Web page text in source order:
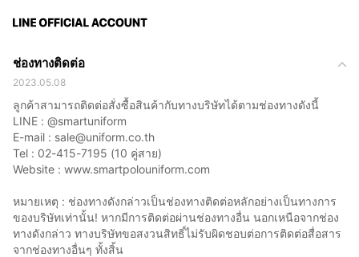
ช่องทางติดต่อ
2023.05.08
ลูกค้าสามารถติดต่อสั่งซื้อสินค้ากับทางบริษัทได้ตามช่องทางดังนี้
LINE : @smartuniform
E-mail : sale@uniform.co.th
Tel : 02-415-7195 (10 คู่สาย)
Website : www.smartpolouniform.com
หมายเหตุ : ช่องทางดังกล่าวเป็นช่องทางติดต่อหลักอย่างเป็นทางการ
ของบริษัทเท่านั้น! หากมีการติดต่อผ่านช่องทางอื่น นอกเหนือจากช่อง
ทางดังกล่าว ทางบริษัทขอสงวนสิทธิ์ไม่รับผิดชอบต่อการติดต่อสื่อสาร
จากช่องทางอื่นๆ ทั้งสิ้น